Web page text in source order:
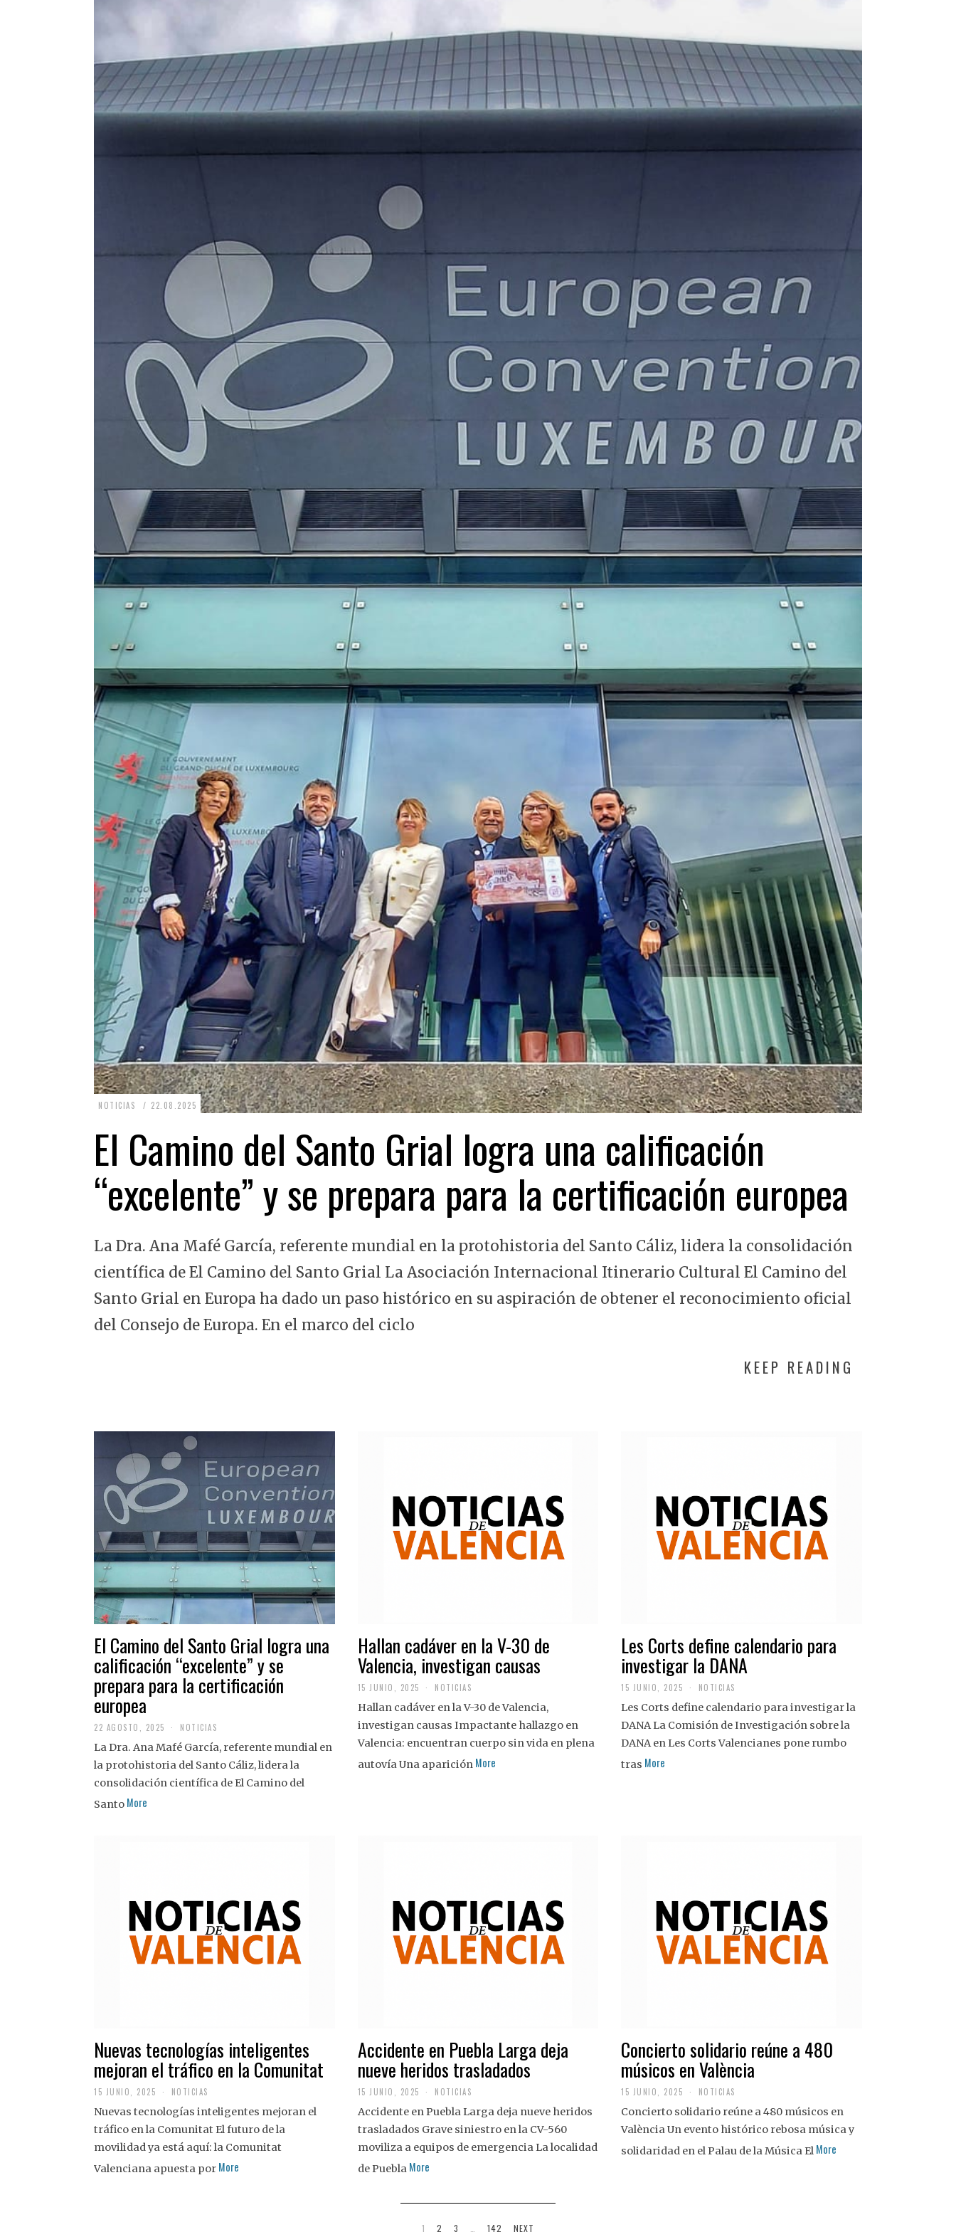
NOTICIAS 22.08.2025 2
.
0
0
2
El Camino del Santo Grial logra una calificación
“excelente” y se prepara para la certificación europea
La Dra. Ana Mafé García, referente mundial en la protohistoria del Santo Cáliz, lidera la consolidación
científica de El Camino del Santo Grial La Asociación Internacional Itinerario Cultural El Camino del
Santo Grial en Europa ha dado un paso histórico en su aspiración de obtener el reconocimiento oficial
del Consejo de Europa. En el marco del ciclo
KEEP READING
El Camino del Santo Grial logra una
calificación “excelente” y se
prepara para la certificación
europea
22 AGOSTO, 2025
A
G
O
S
NOTICIAS
La Dra. Ana Mafé García, referente mundial en
la protohistoria del Santo Cáliz, lidera la
consolidación científica de El Camino del
Santo More
Hallan cadáver en la V-30 de
Valencia, investigan causas
15 JUNIO, 2025 NOTICIAS
Hallan cadáver en la V-30 de Valencia,
investigan causas Impactante hallazgo en
Valencia: encuentran cuerpo sin vida en plena
autovía Una aparición More
Les Corts define calendario para
investigar la DANA
15 JUNIO, 2025 NOTICIAS
Les Corts define calendario para investigar la
DANA La Comisión de Investigación sobre la
DANA en Les Corts Valencianes pone rumbo
tras More
Nuevas tecnologías inteligentes
mejoran el tráfico en la Comunitat
15 JUNIO, 2025 NOTICIAS
Nuevas tecnologías inteligentes mejoran el
tráfico en la Comunitat El futuro de la
movilidad ya está aquí: la Comunitat
Valenciana apuesta por More
Accidente en Puebla Larga deja
nueve heridos trasladados
15 JUNIO, 2025 NOTICIAS
Accidente en Puebla Larga deja nueve heridos
trasladados Grave siniestro en la CV-560
moviliza a equipos de emergencia La localidad
de Puebla More
Concierto solidario reúne a 480
músicos en València
15 JUNIO, 2025 NOTICIAS
Concierto solidario reúne a 480 músicos en
València Un evento histórico rebosa música y
solidaridad en el Palau de la Música El More
1 2 3 … 142 NEXT